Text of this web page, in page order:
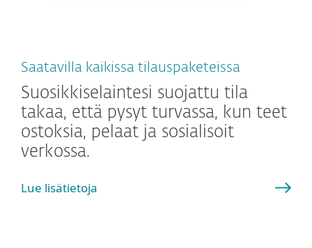
Saatavilla kaikissa tilauspaketeissa
Suosikkiselaintesi suojattu tila
takaa, että pysyt turvassa, kun teet
ostoksia, pelaat ja sosialisoit
verkossa.
Lue lisätietoja